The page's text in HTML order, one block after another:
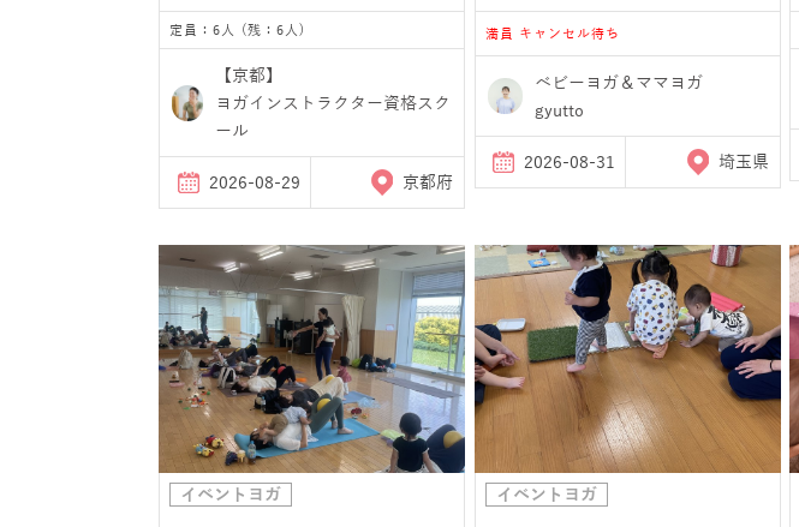
定員：6人 (残：6人)
【京都】
ヨガインストラクター資格スク
ール
2026-08-29 京都府
満員 キャンセル待ち
ベビーヨガ＆ママヨガ
gyutto
2026-08-31 埼玉県
イベントヨガ イベントヨガ